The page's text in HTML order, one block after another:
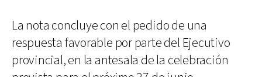
La nota concluye con el pedido de una
respuesta favorable por parte del Ejecutivo
provincial, en la antesala de la celebración